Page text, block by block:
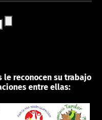
le reconocen su trabajo
entre ellas: